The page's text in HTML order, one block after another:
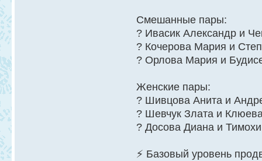
Смешанные пары:
? Ивасик Александр и
? Кочерова Мария и
? Орлова Мария и
Женские пары:
? Шивцова Анита и
? Шевчук Злата и
? Досова Диана и
⚡ Базовый уровень